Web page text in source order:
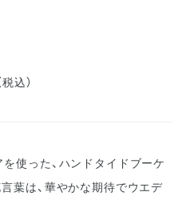
税込）
使った、ハンドタイドブーケ
葉は、華やかな期待でウエデ